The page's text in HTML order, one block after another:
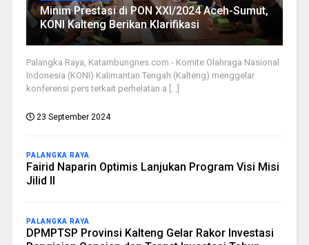
Minim Prestasi di PON XXI/2024 Aceh-Sumut,
KONI Kalteng Berikan Klarifikasi
Palangka Raya, Katambungnes.com - Komite Olahraga Nasional
Indonesia (KONI) Kalimantan Tengah (Kalteng) menggelar
konferensi pers terkait perhelatan a [...]
23 September 2024
PALANGKA RAYA
Fairid Naparin Optimis Lanjukan Program Visi Misi
Jilid II
PALANGKA RAYA
DPMPTSP Provinsi Kalteng Gelar Rakor Investasi